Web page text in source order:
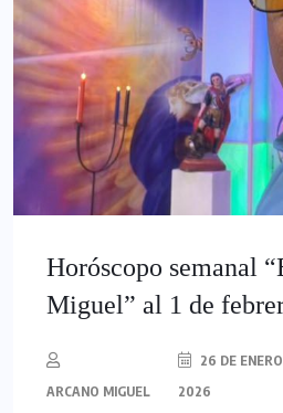
Horóscopo semanal
Miguel” al 1 de
ARCANO MIGUEL
26 DE
2026